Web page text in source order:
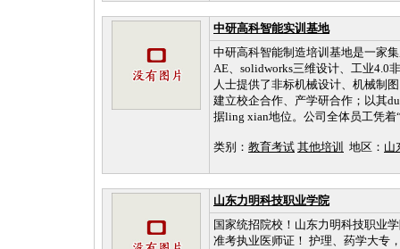
中研高科智能实训基地
中研高科智能制造培训基地是一家
AE、solidworks三维设计、工业4.0
人士提供了非标机械设计、机械制
建立校企合作、产学研合作；以其
据ling xian地位。公司全体员工凭
类别： 教育考试 其他培训 地区： 山
山东力明科技职业学院
国家统招院校！山东力明科技职业
准考执业医师证！ 护理、药学大专